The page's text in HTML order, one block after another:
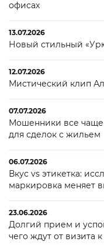
офисах
13.07.2026
Новый стильный
12.07.2026
Мистический клип
07.07.2026
Мошенники все чаще
для сделок с жильем
06.07.2026
Вкус vs этикетка:
маркировка меняет
23.06.2026
Долгий прием и
чего ждут от визита